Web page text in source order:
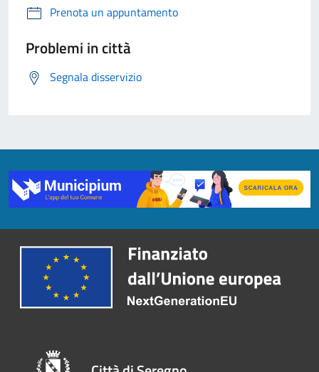
Prenota un appuntamento
Problemi in città
Segnala disservizio